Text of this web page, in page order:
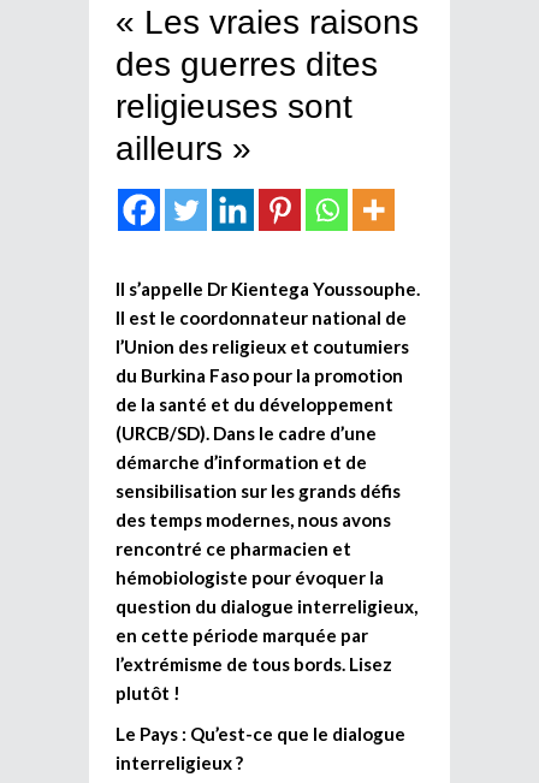
« Les vraies raisons
des guerres dites
religieuses sont
ailleurs »
Il s’appelle Dr Kientega Youssouphe.
Il est le coordonnateur national de
l’Union des religieux et coutumiers
du Burkina Faso pour la promotion
de la santé et du développement
(URCB/SD). Dans le cadre d’une
démarche d’information et de
sensibilisation sur les grands défis
des temps modernes, nous avons
rencontré ce pharmacien et
hémobiologiste pour évoquer la
question du dialogue interreligieux,
en cette période marquée par
l’extrémisme de tous bords. Lisez
plutôt !
Le Pays : Qu’est-ce que le dialogue
interreligieux ?